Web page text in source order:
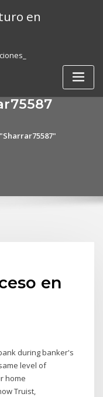
en
en
during banker's
level of
home
Truist,